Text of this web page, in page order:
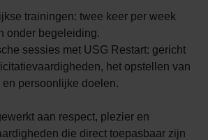
trainingen: twee keer per week
onder begeleiding.
sessies met USG Restart: gericht
het opstellen van
en persoonlijke doelen.
aan respect, plezier en
die direct toepasbaar zijn